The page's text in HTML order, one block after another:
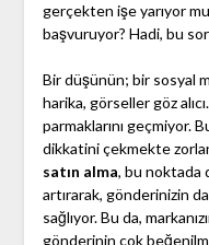
gerçekten işe yarıyor
başvuruyor? Hadi, bu
Bir düşünün; bir sosyal
harika, görseller göz
parmaklarını geçmiyor.
dikkatini çekmekte
satın alma, bu noktada
artırarak, gönderinizin
sağlıyor. Bu da,
gönderinin çok